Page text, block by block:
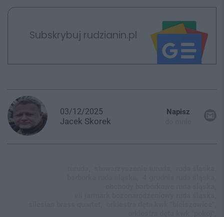
Subskrybuj rudzianin.pl
03/12/2025
Jacek Skorek
Napisz